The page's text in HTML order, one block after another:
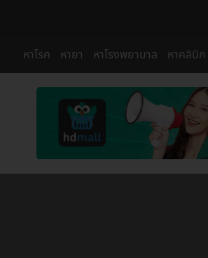
หาโรค หายา หาโรงพยาบาล หาคลินิก